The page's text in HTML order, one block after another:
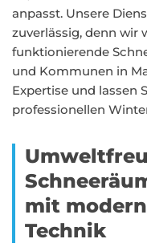
anpasst. Unsere
zuverlässig, denn wir
funktionierende
und Kommunen in
Expertise und lassen
professionellen
mit
Technik